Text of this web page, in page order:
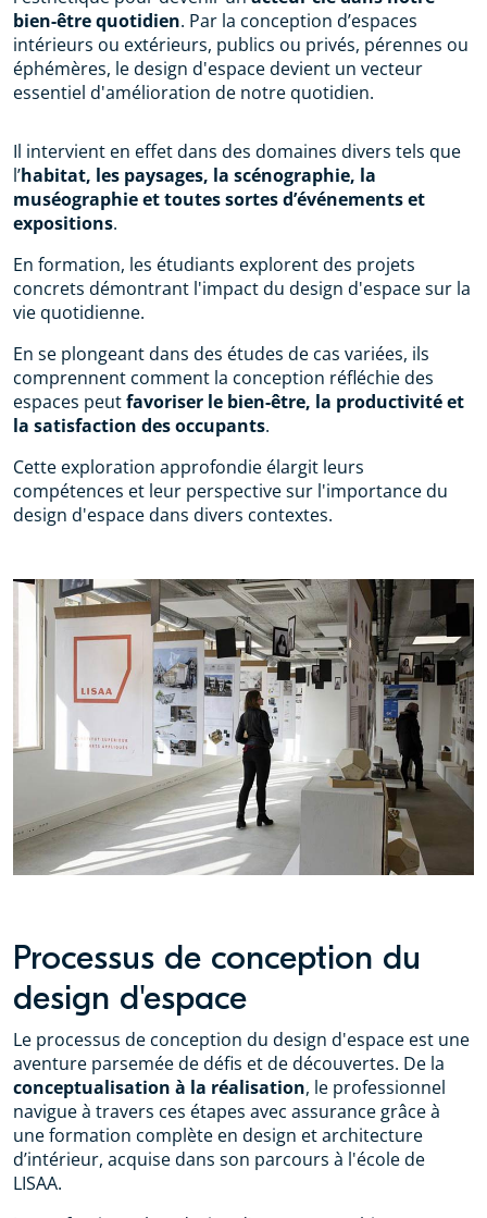
bien-être quotidien. Par la conception d’espaces
intérieurs ou extérieurs, publics ou privés, pérennes ou
éphémères, le design d'espace devient un vecteur
essentiel d'amélioration de notre quotidien.
Il intervient en effet dans des domaines divers tels que
l’habitat, les paysages, la scénographie, la
muséographie et toutes sortes d’événements et
expositions.
En formation, les étudiants explorent des projets
concrets démontrant l'impact du design d'espace sur la
vie quotidienne.
En se plongeant dans des études de cas variées, ils
comprennent comment la conception réfléchie des
espaces peutfavoriser le bien-être, la productivité et
la satisfaction des occupants.
Cette exploration approfondie élargit leurs
compétences et leur perspective sur l'importance du
design d'espace dans divers contextes.
Processus de conception du
design d'espace
Le processus de conception du design d'espace est une
aventure parsemée de défis et de découvertes. De la
conceptualisation à la réalisation, le professionnel
navigue à travers ces étapes avec assurance grâce à
une formation complète en design et architecture
d’intérieur, acquise dans son parcours à l'école de
LISAA.